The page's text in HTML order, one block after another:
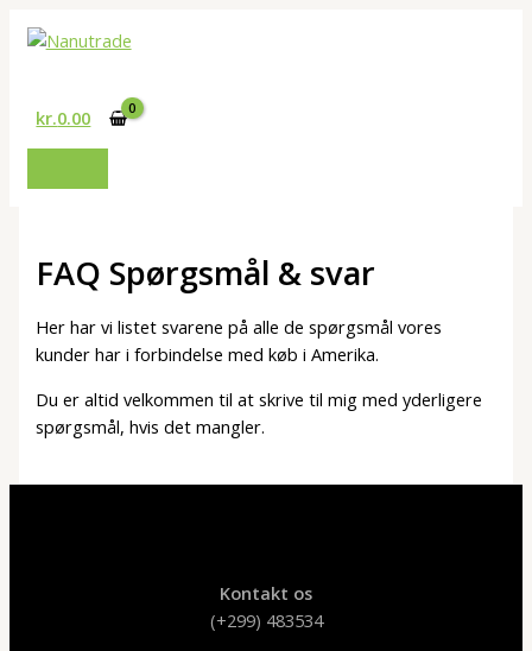
Gå
kr.0.00
FAQ Spørgsmål & svar
Her har vi listet svarene på alle de spørgsmål vores
kunder har i forbindelse med køb i Amerika.
Du er altid velkommen til at skrive til mig med yderligere
spørgsmål, hvis det mangler.
Kontakt os
(+299) 483534